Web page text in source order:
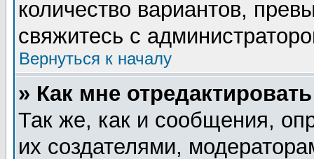
количество вариантов,
свяжитесь с
Вернуться к началу
» Как мне
Так же, как и сообщения,
их создателями,